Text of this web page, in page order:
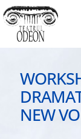
NEW